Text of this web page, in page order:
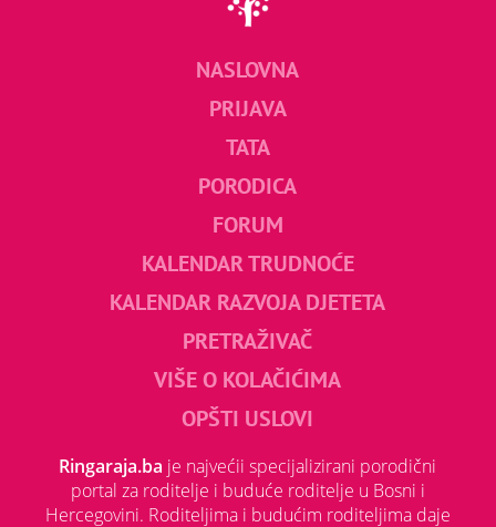
NASLOVNA
PRIJAVA
TATA
PORODICA
FORUM
KALENDAR TRUDNOĆE
KALENDAR RAZVOJA DJETETA
PRETRAŽIVAČ
VIŠE O KOLAČIĆIMA
OPŠTI USLOVI
Ringaraja.ba je najvećii specijalizirani porodični
portal za roditelje i buduće roditelje u Bosni i
Hercegovini. Roditeljima i budućim roditeljima daje